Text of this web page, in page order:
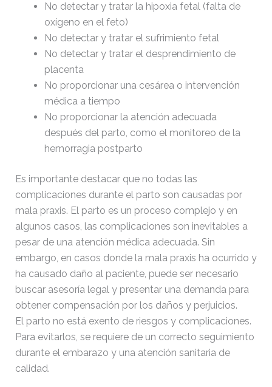
No detectar y tratar la hipoxia fetal (falta de
oxígeno en el feto)
No detectar y tratar el sufrimiento fetal
No detectar y tratar el desprendimiento de
placenta
No proporcionar una cesárea o intervención
médica a tiempo
No proporcionar la atención adecuada
después del parto, como el monitoreo de la
hemorragia postparto
Es importante destacar que no todas las
complicaciones durante el parto son causadas por
mala praxis. El parto es un proceso complejo y en
algunos casos, las complicaciones son inevitables a
pesar de una atención médica adecuada. Sin
embargo, en casos donde la mala praxis ha ocurrido y
ha causado daño al paciente, puede ser necesario
buscar asesoría legal y presentar una demanda para
obtener compensación por los daños y perjuicios.
El parto no está exento de riesgos y complicaciones.
Para evitarlos, se requiere de un correcto seguimiento
durante el embarazo y una atención sanitaria de
calidad.